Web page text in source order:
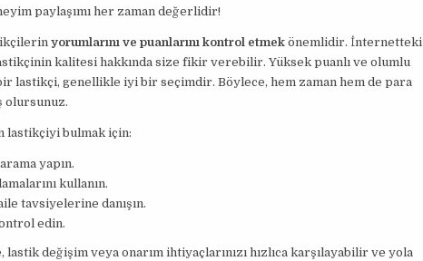
paylaşımı her zaman değerlidir!
yorumlarını ve puanlarını kontrol etmekönemlidir. İnternetteki
kalitesi hakkında size fikir verebilir. Yüksek puanlı ve olumlu
lastikçi, genellikle iyi bir seçimdir. Böylece, hem zaman hem de para
olursunuz.
lastikçiyi bulmak için:
yapın.
kullanın.
tavsiyelerine danışın.
edin.
değişim veya onarım ihtiyaçlarınızı hızlıca karşılayabilir ve yola